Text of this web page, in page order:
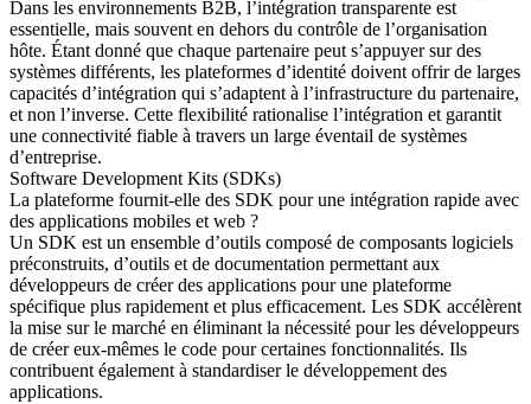
Dans les environnements B2B, l’intégration transparente est
essentielle, mais souvent en dehors du contrôle de l’organisation
hôte. Étant donné que chaque partenaire peut s’appuyer sur des
systèmes différents, les plateformes d’identité doivent offrir de larges
capacités d’intégration qui s’adaptent à l’infrastructure du partenaire,
et non l’inverse. Cette flexibilité rationalise l’intégration et garantit
une connectivité fiable à travers un large éventail de systèmes
d’entreprise.
Software Development Kits (SDKs)
La plateforme fournit-elle des SDK pour une intégration rapide avec
des applications mobiles et web ?
Un SDK est un ensemble d’outils composé de composants logiciels
préconstruits, d’outils et de documentation permettant aux
développeurs de créer des applications pour une plateforme
spécifique plus rapidement et plus efficacement. Les SDK accélèrent
la mise sur le marché en éliminant la nécessité pour les développeurs
de créer eux-mêmes le code pour certaines fonctionnalités. Ils
contribuent également à standardiser le développement des
applications.